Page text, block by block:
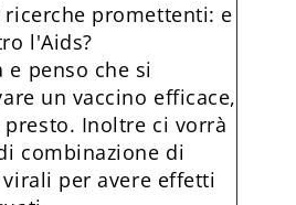
promettenti: e
l'Aids?
penso che si
un vaccino efficace,
Inoltre ci vorrà
combinazione di
per avere effetti